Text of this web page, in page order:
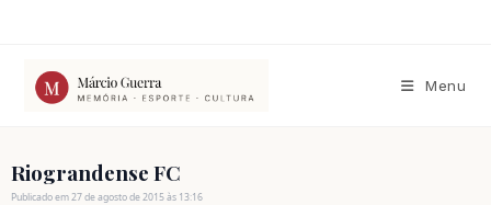
conteúdo
Menu
Riograndense FC
Publicado em 27 de agosto de 2015 às 13:16